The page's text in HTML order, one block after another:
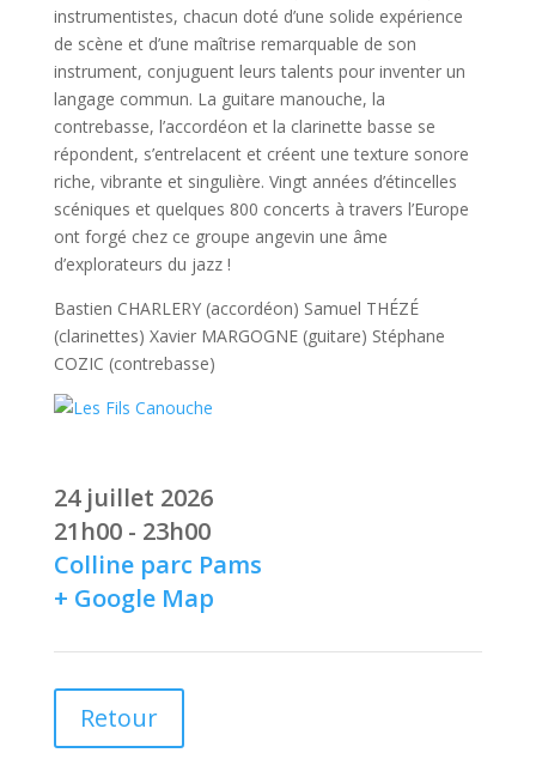
instrumentistes, chacun doté d’une solide expérience
de scène et d’une maîtrise remarquable de son
instrument, conjuguent leurs talents pour inventer un
langage commun. La guitare manouche, la
contrebasse, l’accordéon et la clarinette basse se
répondent, s’entrelacent et créent une texture sonore
riche, vibrante et singulière. Vingt années d’étincelles
scéniques et quelques 800 concerts à travers l’Europe
ont forgé chez ce groupe angevin une âme
d’explorateurs du jazz !
Bastien CHARLERY (accordéon) Samuel THÉZÉ
(clarinettes) Xavier MARGOGNE (guitare) Stéphane
COZIC (contrebasse)
24 juillet 2026
21h00 - 23h00
Colline parc Pams
+ Google Map
Retour